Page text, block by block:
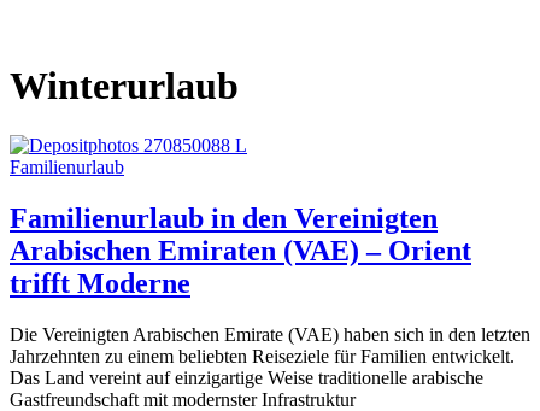
Winterurlaub
Familienurlaub
Familienurlaub in den Vereinigten
Arabischen Emiraten (VAE) – Orient
trifft Moderne
Die Vereinigten Arabischen Emirate (VAE) haben sich in den letzten
Jahrzehnten zu einem beliebten Reiseziele für Familien entwickelt.
Das Land vereint auf einzigartige Weise traditionelle arabische
Gastfreundschaft mit modernster Infrastruktur